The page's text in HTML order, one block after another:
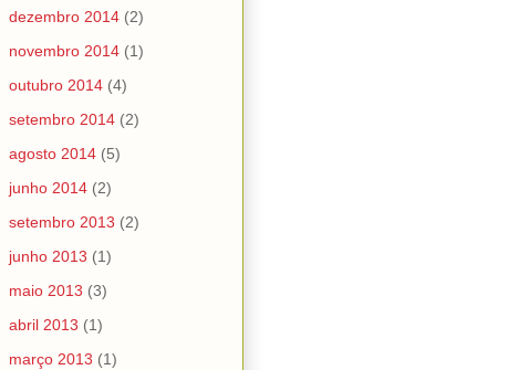
dezembro 2014 (2)
novembro 2014 (1)
outubro 2014 (4)
setembro 2014 (2)
agosto 2014 (5)
junho 2014 (2)
setembro 2013 (2)
junho 2013 (1)
maio 2013 (3)
abril 2013 (1)
março 2013 (1)